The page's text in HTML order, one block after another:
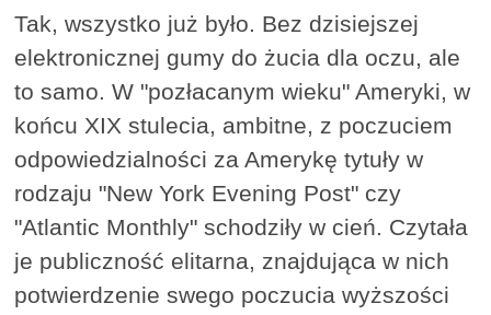
Tak, wszystko już było. Bez dzisiejszej
elektronicznej gumy do żucia dla oczu, ale
to samo. W "pozłacanym wieku" Ameryki, w
końcu XIX stulecia, ambitne, z poczuciem
odpowiedzialności za Amerykę tytuły w
rodzaju "New York Evening Post" czy
"Atlantic Monthly" schodziły w cień. Czytała
je publiczność elitarna, znajdująca w nich
potwierdzenie swego poczucia wyższości